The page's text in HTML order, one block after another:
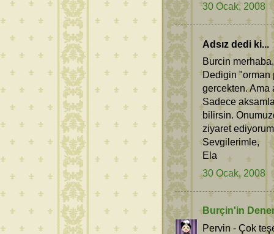
30 Ocak, 2008
Adsız dedi ki...
Burcin merhaba,
Dedigin "orman
gercekten. Ama
Sadece
bilirsin.
ziyaret
Sevgilerimle,
Ela
30 Ocak, 2008
Burçin'in
Pervin - Çok